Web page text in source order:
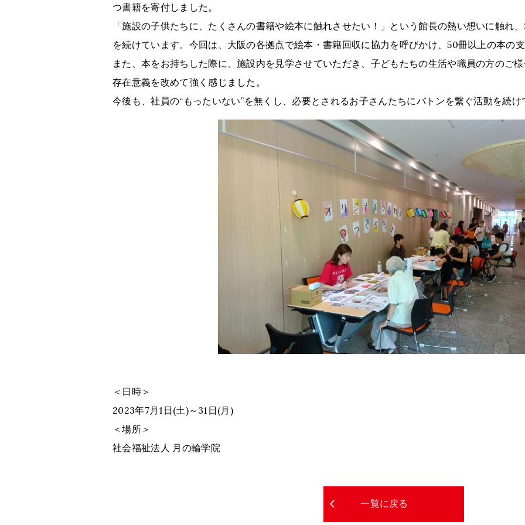
つ書籍を寄付しました。
「施設の子供たちに、たくさんの書籍や絵本に触れさせたい！」という館長の熱い想いに触れ
を続けています。今回は、大阪の各拠点で絵本・書籍回収に協力を呼びかけ、50冊以上の本の
また、本をお持ちした際に、施設内を見学させていただき、子どもたちの生活や職員の方のご
存在意義を改めて強く感じました。
今後も、社員の“もったいない”を無くし、必要とされるお子さんたちにバトンを繋ぐ活動を続
＜日時＞
2023年7月1日(土)～31日(月)
＜場所＞
社会福祉法人 月の輪学院
一覧に戻る